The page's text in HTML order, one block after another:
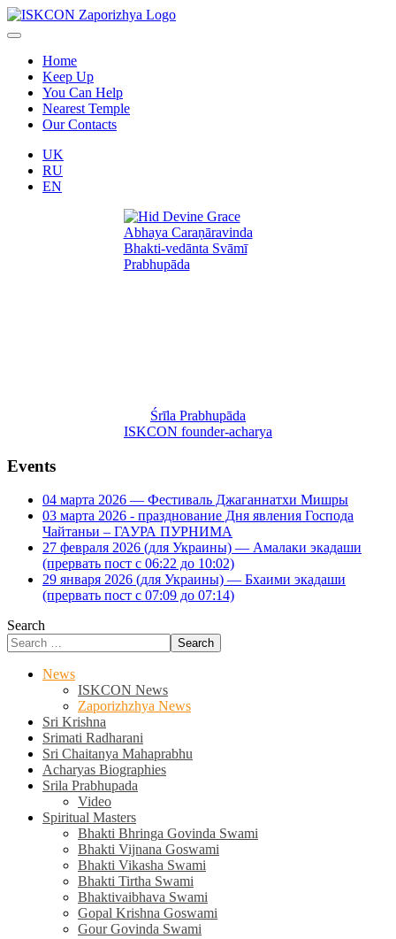
Home
Keep Up
You Can Help
Nearest Temple
Our Contacts
UK
RU
EN
Śrīla Prabhupāda
ISKCON founder-acharya
Events
04 марта 2026 — Фестиваль Джаганнатхи Мишры
03 марта 2026 - празднование Дня явления Господа
Чайтаньи – ГАУРА ПУРНИМА
27 февраля 2026 (для Украины) — Амалаки экадаши
(прервать пост с 06:22 до 10:02)
29 января 2026 (для Украины) — Бхаими экадаши
(прервать пост с 07:09 до 07:14)
Search
Search
News
ISKCON News
Zaporizhzhya News
Sri Krishna
Srimati Radharani
Sri Chaitanya Mahaprabhu
Acharyas Biographies
Srila Prabhupada
Video
Spiritual Masters
Bhakti Bhringa Govinda Swami
Bhakti Vijnana Goswami
Bhakti Vikasha Swami
Bhakti Tirtha Swami
Bhaktivaibhava Swami
Gopal Krishna Goswami
Gour Govinda Swami